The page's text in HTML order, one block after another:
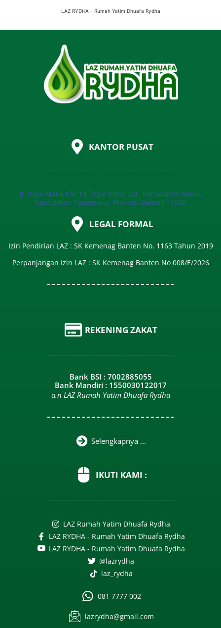
LAZ RYDHA - Rumah Yatim Dhuafa Rydha
KANTOR PUSAT
Jl. Raya Mauk KM.19 Tegal Kunir Lor, Kecamatan Mauk,
Kabupaten Tangerang, Provinsi Banten 15530
LEGAL FORMAL
Izin Pendirian LAZ : SK Kemenag Banten No. 1163 Tahun 2019
Perpanjangan Izin LAZ : SK Kemenag Banten No 008/E/2026​
REKENING ZAKAT
Bank BSI : 7002885055
Bank Mandiri : 1550030122017
a.n LAZ Rumah Yatim Dhuafa Rydha
Selengkapnya ...
IKUTI KAMI :
LAZ Rumah Yatim Dhuafa Rydha
LAZ RYDHA - Rumah Yatim Dhuafa Rydha
LAZ RYDHA - Rumah Yatim Dhuafa Rydha
@lazrydha
laz_rydha
081 7777 002
lazrydha@gmail.com